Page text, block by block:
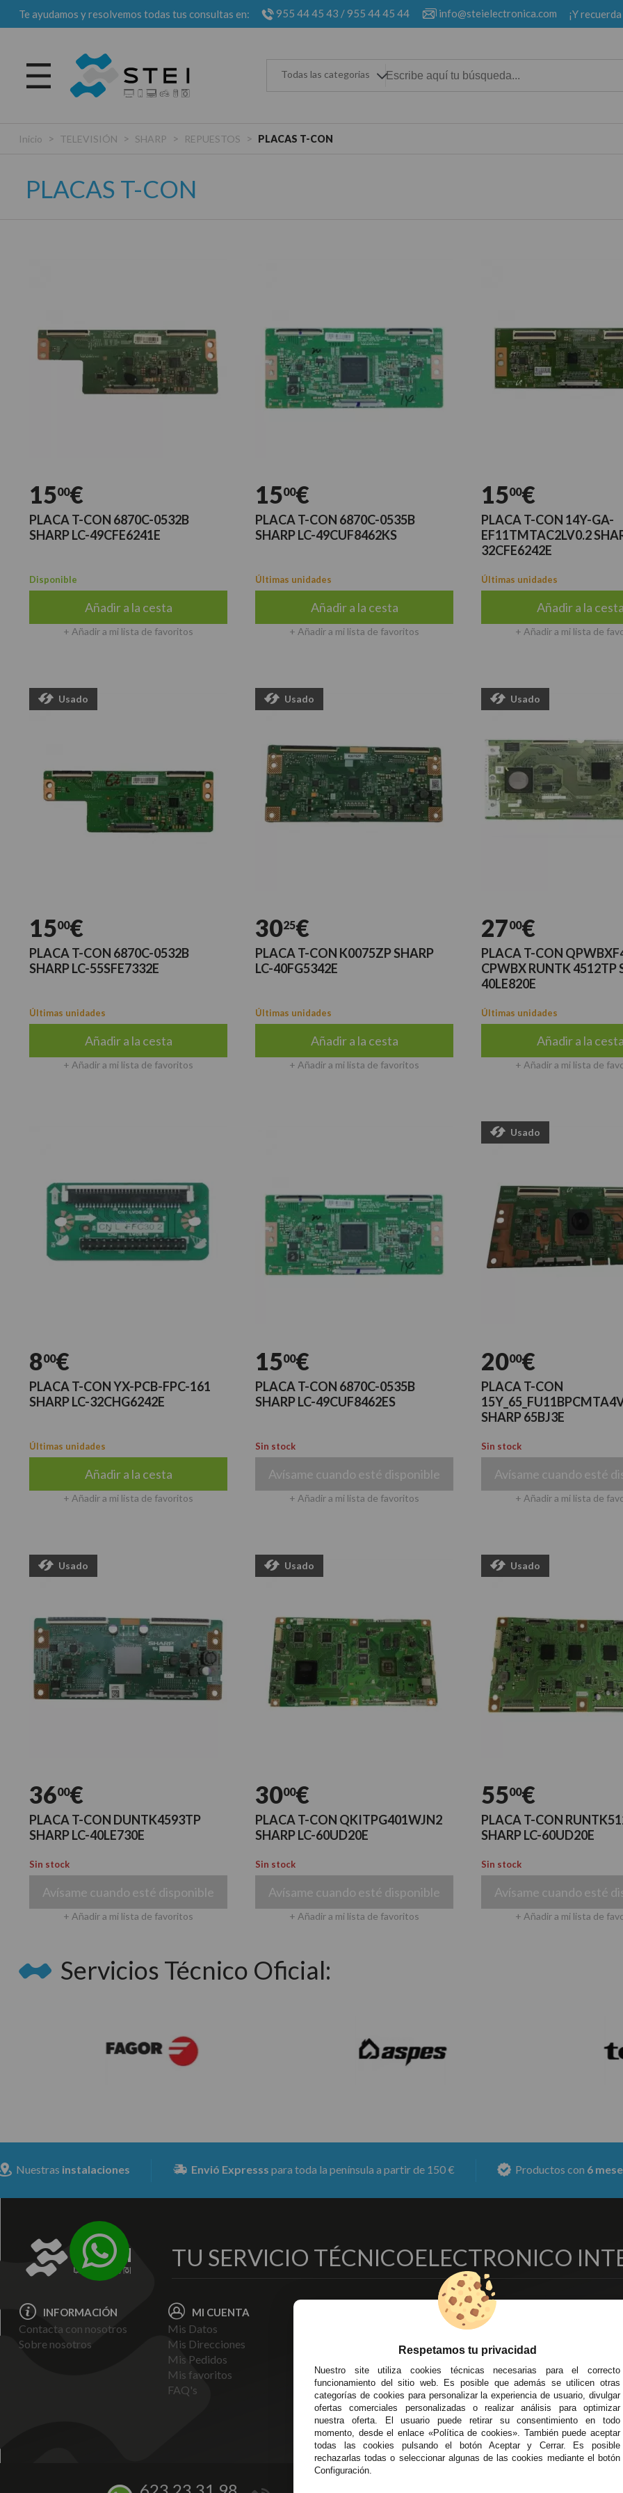
Te ayudamos y resolvemos todas tus consultas en: 955 44 45 43 /955 44 45 44 info@steielectronica.com ¡Y
Todas las categorias
Inicio > TELEVISIÓN > SHARP > REPUESTOS > PLACAS T-CON
PLACAS T-CON
1500€
PLACA T-CON 6870C-0532B
SHARP LC-49CFE6241E
Disponible
Añadir a la cesta
+ Añadir a mi lista de favoritos
1500€
PLACA T-CON 6870C-0535B
SHARP LC-49CUF8462KS
Últimas unidades
Añadir a la cesta
+ Añadir a mi lista de favoritos
1500€
PLACA T-CON 14Y-GA-
EF11TMTAC2LV0.2
32CFE6242E
Últimas unidades
Añadir a la
+ Añadir a mi lista de
Usado
1500€
PLACA T-CON 6870C-0532B
SHARP LC-55SFE7332E
Últimas unidades
Añadir a la cesta
+ Añadir a mi lista de favoritos
Usado
3025€
PLACA T-CON K0075ZP SHARP
LC-40FG5342E
Últimas unidades
Añadir a la cesta
+ Añadir a mi lista de favoritos
Usado
2700€
PLACA T-CON
CPWBX RUNTK 4512TP
40LE820E
Últimas unidades
Añadir a la
+ Añadir a mi lista de
800€
PLACA T-CON YX-PCB-FPC-161
SHARP LC-32CHG6242E
Últimas unidades
Añadir a la cesta
+ Añadir a mi lista de favoritos
1500€
PLACA T-CON 6870C-0535B
SHARP LC-49CUF8462ES
Sin stock
Avísame cuando esté disponible
+ Añadir a mi lista de favoritos
Usado
2000€
PLACA T-CON
SHARP 65BJ3E
Sin stock
Avísame cuando esté
+ Añadir a mi lista de
Usado
3600€
PLACA T-CON DUNTK4593TP
SHARP LC-40LE730E
Sin stock
Avísame cuando esté disponible
+ Añadir a mi lista de favoritos
Usado
3000€
PLACA T-CON QKITPG401WJN2
SHARP LC-60UD20E
Sin stock
Avísame cuando esté disponible
+ Añadir a mi lista de favoritos
Usado
5500€
PLACA T-CON
SHARP LC-60UD20E
Sin stock
Avísame cuando esté
+ Añadir a mi lista de
Servicios Técnico Oficial:
Envió Expresss para toda la península a partir de 150 € Productos con 6 meses de garantía
TU SERVICIO TÉCNICOELECTRONICO
INFORMACIÓN
Contacta con nosotros
Sobre nosotros
MI CUENTA
Mis Datos
Mis Direcciones
Mis Pedidos
Mis favoritos
FAQ's
Entregas y Devoluciones
Pago Seguro
Terminos y
Condiciones Generales
Políticas de Cookies
DELEGACIONES
Écija - Sevilla
Av. Plaza de Toros. Local 3
Córdoba
C/ Ingeniero Iribarren, 14
Alzira - Valencia
C/ Esplugues, 135
Respetamos tu privacidad
Nuestro site utiliza cookies técnicas necesarias para el correcto
funcionamiento del sitio web. Es posible que además se utilicen otras
categorías de cookies para personalizar la experiencia de usuario, divulgar
ofertas comerciales personalizadas o realizar análisis para optimizar
nuestra oferta. El usuario puede retirar su consentimiento en todo
momento, desde el enlace «Política de cookies». También puede aceptar
todas las cookies pulsando el botón Aceptar y Cerrar. Es posible
rechazarlas todas o seleccionar algunas de las cookies mediante el botón
Configuración.